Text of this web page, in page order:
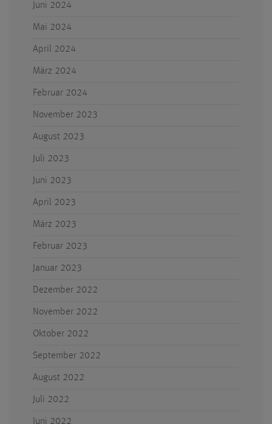
Juni 2024
Mai 2024
April 2024
März 2024
Februar 2024
November 2023
August 2023
Juli 2023
Juni 2023
April 2023
März 2023
Februar 2023
Januar 2023
Dezember 2022
November 2022
Oktober 2022
September 2022
August 2022
Juli 2022
Juni 2022